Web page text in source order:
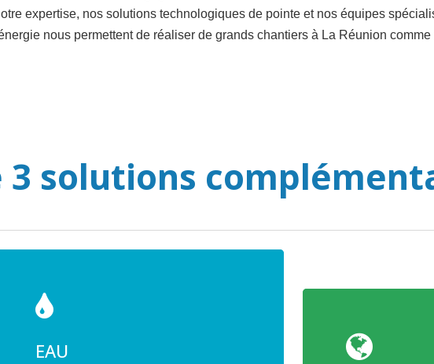
expertise, nos solutions technologiques de pointe et nos équipes
nous permettent de réaliser de grands chantiers à La Réunion comme
3 solutions
EAU